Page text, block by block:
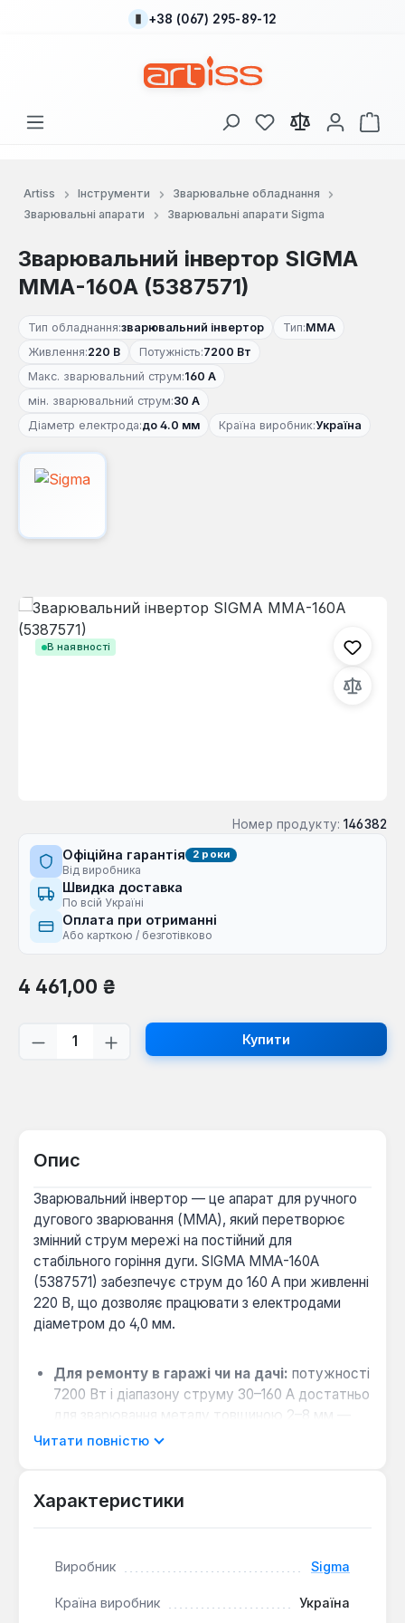
Перейти до основного вмісту
+38 (067) 295-89-12
У вас є 0 у списку
Artiss Інструменти
Зварювальне обладнання
Зварювальні апарати
Зварювальні апарати Sigma
Зварювальний інвертор SIGMA
ММА-160А (5387571)
Тип обладнання:зварювальний інвертор Тип:MMA
Живлення:220 В Потужність:7200 Вт
Макс. зварювальний струм:160 А
мін. зварювальний струм:30 А
Діаметр електрода:до 4.0 мм Країна виробник:Україна
В наявності
Пропустити галерею зображень
Номер продукту: 146382
Офіційна гарантія 2 роки
Від виробника
Швидка доставка
По всій Україні
Оплата при отриманні
Або карткою / безготівково
Звичайна ціна:
4 461,00 ₴
Кількість товару: Введіть потрібну
Купити
Опис
Зварювальний інвертор — це апарат для ручного
дугового зварювання (MMA), який перетворює
змінний струм мережі на постійний для
стабільного горіння дуги. SIGMA ММА-160А
(5387571) забезпечує струм до 160 А при живленні
220 В, що дозволяє працювати з електродами
діаметром до 4,0 мм.
Для ремонту в гаражі чи на дачі: потужності
7200 Вт і діапазону струму 30–160 А достатньо
для зварювання металу товщиною 2–8 мм —
типових кузовних робіт, воріт або каркасів.
потрібен газовий балон — MMA-апарат
більшість побутових задач.
транзистори та захист від перегріву
Читати повністю
Характеристики
Виробник Sigma
Країна виробник Україна